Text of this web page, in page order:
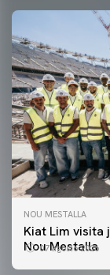
NOU MESTALLA
Kiat Lim visita
Nou Mestalla
07 agosto 2026